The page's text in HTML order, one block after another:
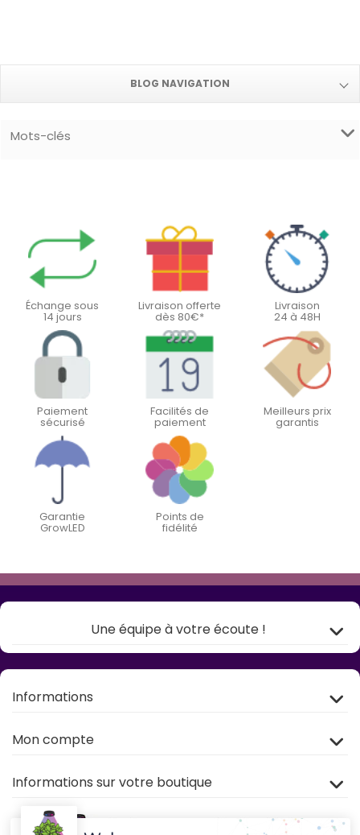
BLOG NAVIGATION
Mots-clés
Échange sous
14 jours
Livraison offerte
dès 80€*
Livraison
24 à 48H
Paiement
sécurisé
Facilités de
paiement
Meilleurs prix
garantis
Garantie
GrowLED
Points de
fidélité
Une équipe à votre écoute !
Informations
Mon compte
Informations sur votre boutique